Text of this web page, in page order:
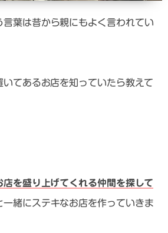
言葉は昔から親にもよく言われてい
いてあるお店を知っていたら教えて
を盛り上げてくれる仲間を探して
一緒にステキなお店を作っていきま